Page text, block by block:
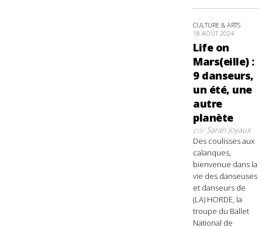
CULTURE & ARTS
18 AOÛT 2024
Life on
Mars(eille) :
9 danseurs,
un été, une
autre
planète
parSarah Joyaux
Des coulisses aux
calanques,
bienvenue dans la
vie des danseuses
et danseurs de
(LA) HORDE, la
troupe du Ballet
National de